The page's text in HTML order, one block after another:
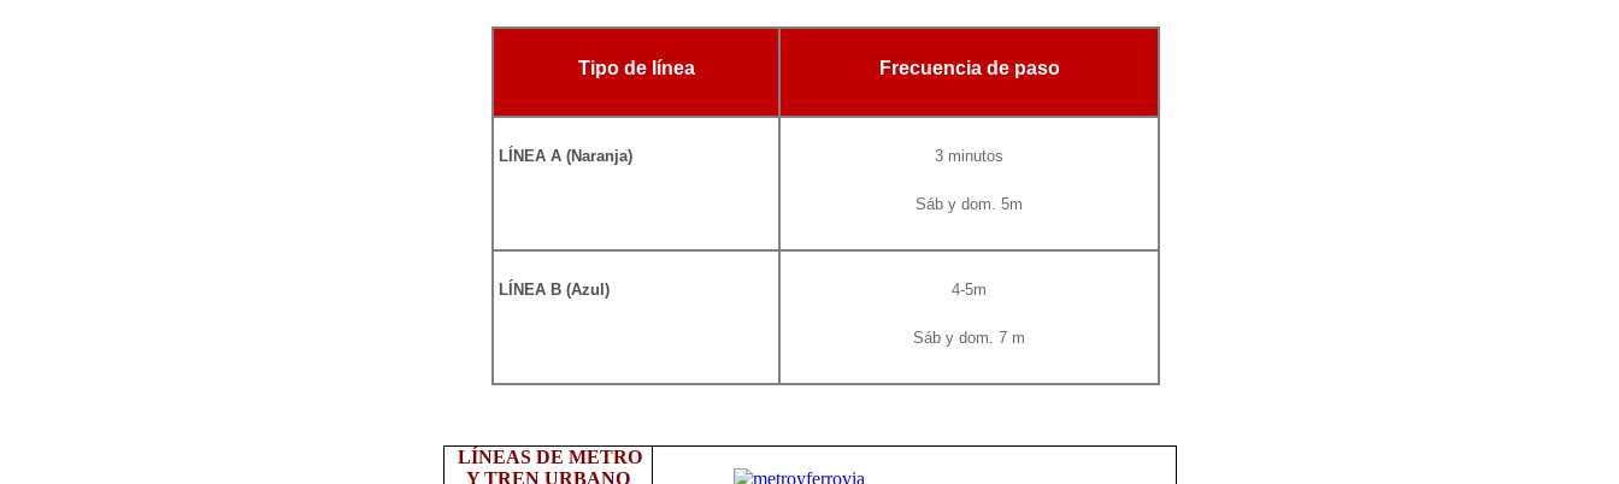
Tipo de línea Frecuencia de paso
LÍNEA A (Naranja) 3 minutos
Sáb y dom. 5m
LÍNEA B (Azul) 4-5m
Sáb y dom. 7 m
LÍNEAS DE METRO
Y TREN URBANO